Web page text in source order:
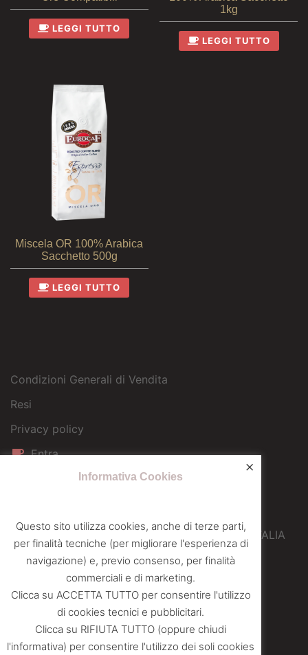
LEGGI TUTTO
1kg
LEGGI TUTTO
Miscela OR 100% Arabica
Sacchetto 500g
LEGGI TUTTO
Condizioni Generali di Vendita
Resi
Privacy policy
Entra
Via Galileo Ferraris 12 – 10040 Druento (TO) – ITALIA
info@eurocafcaffe.it
+39 011 4365400
+39 011 4390583
Informativa Cookies
×
Questo sito utilizza cookies, anche di terze parti,
per finalità tecniche (per migliorare l'esperienza di
navigazione) e, previo consenso, per finalità
commerciali e di marketing.
Clicca su ACCETTA TUTTO per consentire l'utilizzo
di cookies tecnici e pubblicitari.
Clicca su RIFIUTA TUTTO (oppure chiudi
l'informativa) per consentire l'utilizzo dei soli cookies